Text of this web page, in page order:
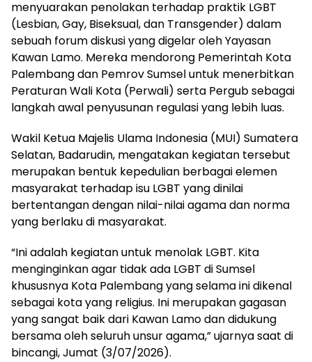
menyuarakan penolakan terhadap praktik LGBT
(Lesbian, Gay, Biseksual, dan Transgender) dalam
sebuah forum diskusi yang digelar oleh Yayasan
Kawan Lamo. Mereka mendorong Pemerintah Kota
Palembang dan Pemrov Sumsel untuk menerbitkan
Peraturan Wali Kota (Perwali) serta Pergub sebagai
langkah awal penyusunan regulasi yang lebih luas.
Wakil Ketua Majelis Ulama Indonesia (MUI) Sumatera
Selatan, Badarudin, mengatakan kegiatan tersebut
merupakan bentuk kepedulian berbagai elemen
masyarakat terhadap isu LGBT yang dinilai
bertentangan dengan nilai-nilai agama dan norma
yang berlaku di masyarakat.
“Ini adalah kegiatan untuk menolak LGBT. Kita
menginginkan agar tidak ada LGBT di Sumsel
khususnya Kota Palembang yang selama ini dikenal
sebagai kota yang religius. Ini merupakan gagasan
yang sangat baik dari Kawan Lamo dan didukung
bersama oleh seluruh unsur agama,” ujarnya saat di
bincangi, Jumat (3/07/2026).